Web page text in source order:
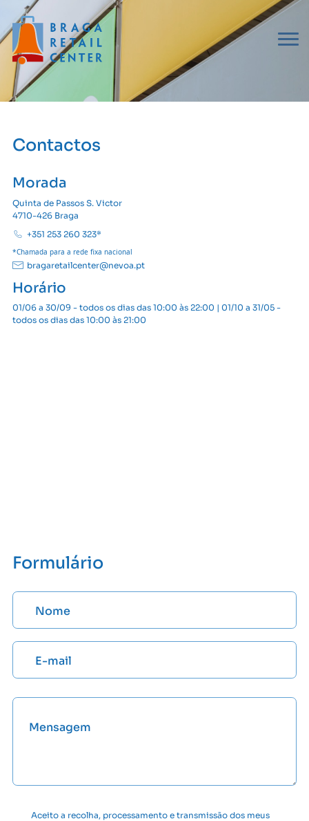
Contactos
Morada
Quinta de Passos S. Victor
4710-426 Braga
+351 253 260 323*
*Chamada para a rede fixa nacional
bragaretailcenter@nevoa.pt
Horário
01/06 a 30/09 - todos os dias das 10:00 às 22:00 | 01/10 a 31/05 -
todos os dias das 10:00 às 21:00
Formulário
Aceito a recolha, processamento e transmissão dos meus